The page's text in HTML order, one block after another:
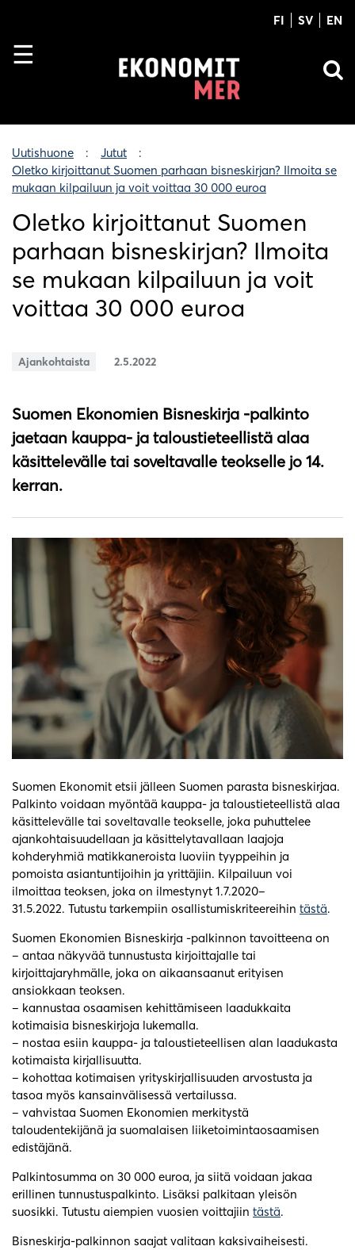
FI SV EN
Uutishuone
Jutut
Oletko kirjoittanut Suomen parhaan bisneskirjan? Ilmoita se
mukaan kilpailuun ja voit voittaa 30 000 euroa
Oletko kirjoittanut Suomen
parhaan bisneskirjan? Ilmoita
se mukaan kilpailuun ja voit
voittaa 30 000 euroa
Ajankohtaista 2.5.2022
Suomen Ekonomien Bisneskirja -palkinto
jaetaan kauppa- ja taloustieteellistä alaa
käsittelevälle tai soveltavalle teokselle jo 14.
kerran.
Suomen Ekonomit etsii jälleen Suomen parasta bisneskirjaa.
Palkinto voidaan myöntää kauppa- ja taloustieteellistä alaa
käsittelevälle tai soveltavalle teokselle, joka puhuttelee
ajankohtaisuudellaan ja käsittelytavallaan laajoja
kohderyhmiä matikkaneroista luoviin tyyppeihin ja
pomoista asiantuntijoihin ja yrittäjiin. Kilpailuun voi
ilmoittaa teoksen, joka on ilmestynyt 1.7.2020–
31.5.2022. Tutustu tarkempiin osallistumiskriteereihin tästä.
Suomen Ekonomien Bisneskirja -palkinnon tavoitteena on
– antaa näkyvää tunnustusta kirjoittajalle tai
kirjoittajaryhmälle, joka on aikaansaanut erityisen
ansiokkaan teoksen.
– kannustaa osaamisen kehittämiseen laadukkaita
kotimaisia bisneskirjoja lukemalla.
– nostaa esiin kauppa- ja taloustieteellisen alan laadukasta
kotimaista kirjallisuutta.
– kohottaa kotimaisen yrityskirjallisuuden arvostusta ja
tasoa myös kansainvälisessä vertailussa.
– vahvistaa Suomen Ekonomien merkitystä
taloudentekijänä ja suomalaisen liiketoimintaosaamisen
edistäjänä.
Palkintosumma on 30 000 euroa, ja siitä voidaan jakaa
erillinen tunnustuspalkinto. Lisäksi palkitaan yleisön
suosikki. Tutustu aiempien vuosien voittajiin tästä.
Bisneskirja-palkinnon saajat valitaan kaksivaiheisesti.